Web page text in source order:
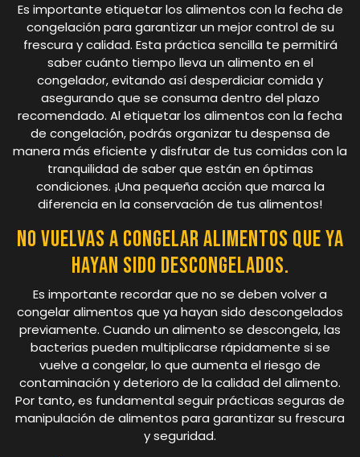
Es importante etiquetar los alimentos con la fecha de
congelación para garantizar un mejor control de su
frescura y calidad. Esta práctica sencilla te permitirá
saber cuánto tiempo lleva un alimento en el
congelador, evitando así desperdiciar comida y
asegurando que se consuma dentro del plazo
recomendado. Al etiquetar los alimentos con la fecha
de congelación, podrás organizar tu despensa de
manera más eficiente y disfrutar de tus comidas con la
tranquilidad de saber que están en óptimas
condiciones. ¡Una pequeña acción que marca la
diferencia en la conservación de tus alimentos!
No vuelvas a congelar alimentos que ya
hayan sido descongelados.
Es importante recordar que no se deben volver a
congelar alimentos que ya hayan sido descongelados
previamente. Cuando un alimento se descongela, las
bacterias pueden multiplicarse rápidamente si se
vuelve a congelar, lo que aumenta el riesgo de
contaminación y deterioro de la calidad del alimento.
Por tanto, es fundamental seguir prácticas seguras de
manipulación de alimentos para garantizar su frescura
y seguridad.